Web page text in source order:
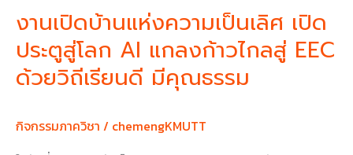
งานเปิดบ้านแห่งความเป็นเลิศ เปิด
ประตูสู่โลก AI แกลงก้าวไกลสู่ EEC
ด้วยวิถีเรียนดี มีคุณธรรม
กิจกรรมภาควิชา / chemengKMUTT
ก้าว
ไกล
EEC
วิถี